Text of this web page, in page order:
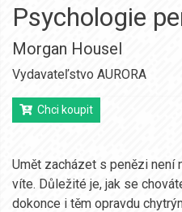
Psychologie
Morgan Housel
Vydavateľstvo AURORA
Chci koupit
Umět zacházet s penězi není
víte. Důležité je, jak se
dokonce i těm opravdu